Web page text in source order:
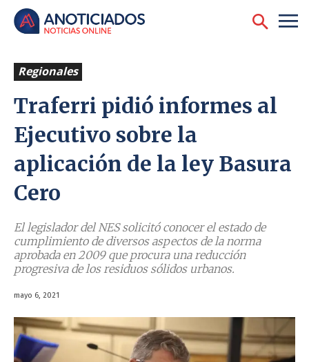
Regionales
Traferri pidió informes al
Ejecutivo sobre la
aplicación de la ley Basura
Cero
El legislador del NES solicitó conocer el estado de
cumplimiento de diversos aspectos de la norma
aprobada en 2009 que procura una reducción
progresiva de los residuos sólidos urbanos.
mayo 6, 2021